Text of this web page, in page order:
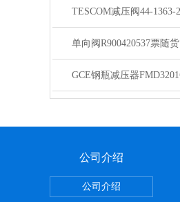
单向阀R900420537票随货
公司介绍
公司介绍